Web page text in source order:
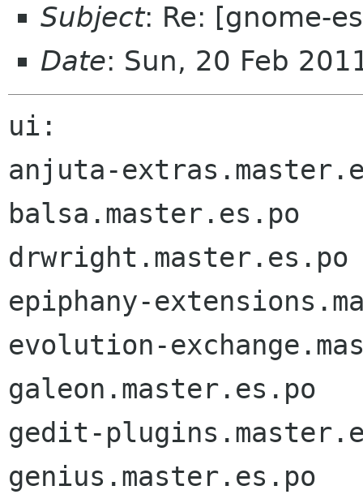
Subject: Re: [gnome-
Date: Sun, 20 Feb
ui:
anjuta-
balsa.master.es.po
drwright.master.es.po
epiphany-
evolution-
galeon.master.es.po
gedit-
genius.master.es.po